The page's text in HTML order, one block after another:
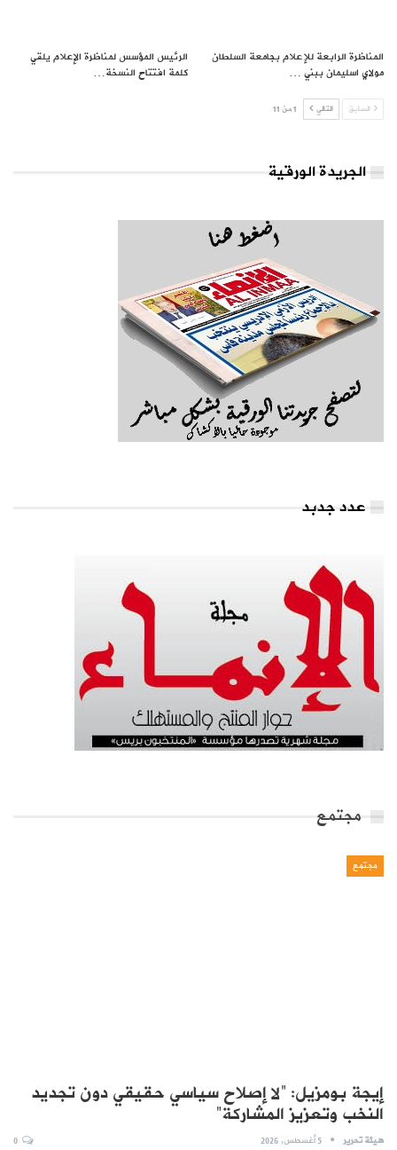
المناظرة الرابعة للإعلام بجامعة السلطان
مولاي اسليمان ببني …
الرئيس المؤسس لمناظرة الإعلام يلقي
كلمة افتتاح النسخة…
السابق التالي 1 من 11
الجريدة الورقية
عدد جدبد
مجتمع
مجتمع
إيجة بومزيل: “لا إصلاح سياسي حقيقي دون تجديد
النخب وتعزيز المشاركة”
هيئة تحرير 5 أغسطس, 2026